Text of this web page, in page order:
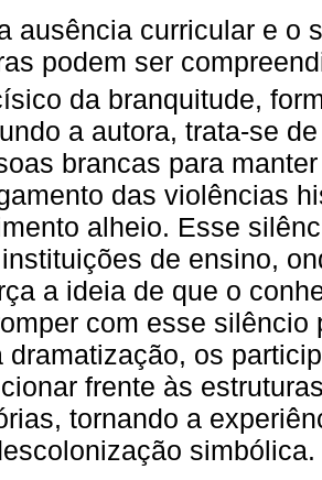
ausência curricular e o
podem ser
da branquitude,
a autora, trata-se
brancas para
das violências
alheio. Esse
de ensino,
a ideia de que o
com esse
dramatização, os
frente às
tornando a
simbólica.